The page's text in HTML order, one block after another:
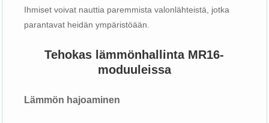
Ihmiset voivat nauttia paremmista valonlähteistä, jotka
parantavat heidän ympäristöään.
Tehokas lämmönhallinta MR16-
moduuleissa
Lämmön hajoaminen